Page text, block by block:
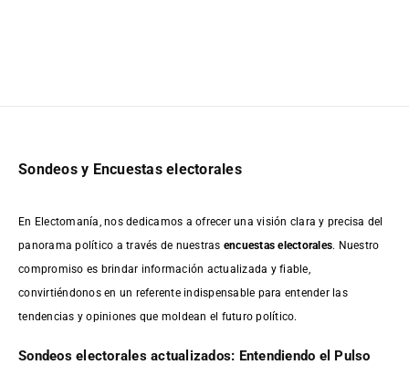
Sondeos y Encuestas electorales
En Electomanía, nos dedicamos a ofrecer una visión clara y precisa del
panorama político a través de nuestras encuestas electorales. Nuestro
compromiso es brindar información actualizada y fiable,
convirtiéndonos en un referente indispensable para entender las
tendencias y opiniones que moldean el futuro político.
Sondeos electorales actualizados: Entendiendo el Pulso